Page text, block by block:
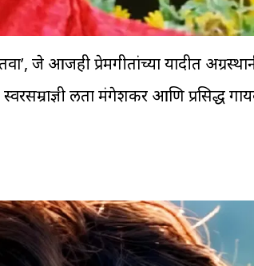
जे आजही प्रेमगीतांच्या यादीत
लता मंगेशकर आणि प्रसिद्ध